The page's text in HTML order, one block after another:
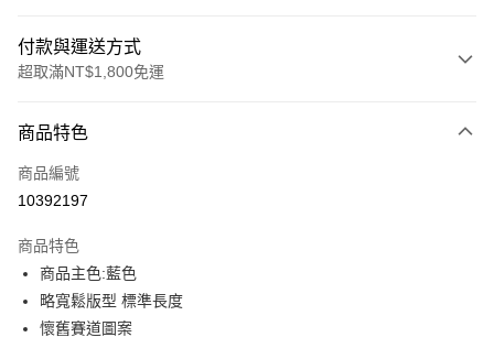
付款與運送方式
超取滿NT$1,800免運
信用卡一次付款
LINE Pay
街口支付
悠遊付
商品特色
商品編號
10392197
商品特色
商品主色:藍色
略寬鬆版型 標準長度
懷舊賽道圖案